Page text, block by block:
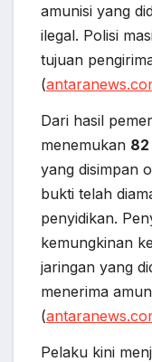
amunisi yang
ilegal. Polisi
tujuan
(
Dari hasil
menemukan
yang disimpan
bukti telah
penyidikan.
kemungkinan
jaringan yang
menerima
(
Pelaku kini